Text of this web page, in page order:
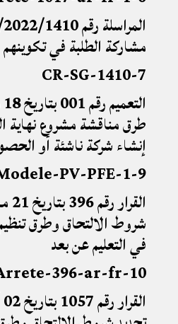
مشاركة الطلبة في
7-CR-SG-1410
طرق مناقشة مشروع نهاية
إنشاء شركة ناشئة أو
9-Modele-PV-PFE-1
شروط الالتحاق وطرق
في التعليم عن بعد
10-Arrete-396-ar-fr